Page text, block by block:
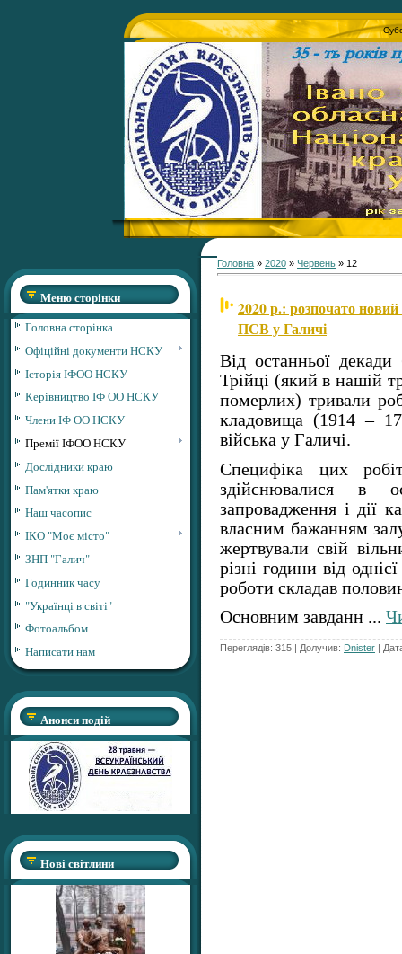
Меню сторінки
Головна сторінка
Офіційні документи НСКУ
Історія ІФОО НСКУ
Керівництво ІФ ОО НСКУ
Члени ІФ ОО НСКУ
Премії ІФОО НСКУ
Дослідники краю
Пам'ятки краю
Наш часопис
ІКО "Моє місто"
ЗНП "Галич"
Годинник часу
"Українці в світі"
Фотоальбом
Написати нам
Анонси подій
Нові світлини
Головна » 2020 » Червень » 12
2020 р.: розпочато
ПСВ у Галичі
Від останньої
Трійці (який в нашій
померлих) тривали
кладовища (1914 – 17
війська у Галичі.
Специфіка цих
здійснювалися в
запровадження і дії
власним бажанням
жертвували свій
різні години від
роботи складав
Основним завданн ...
Переглядів: 315 | Долучив: Dnister |